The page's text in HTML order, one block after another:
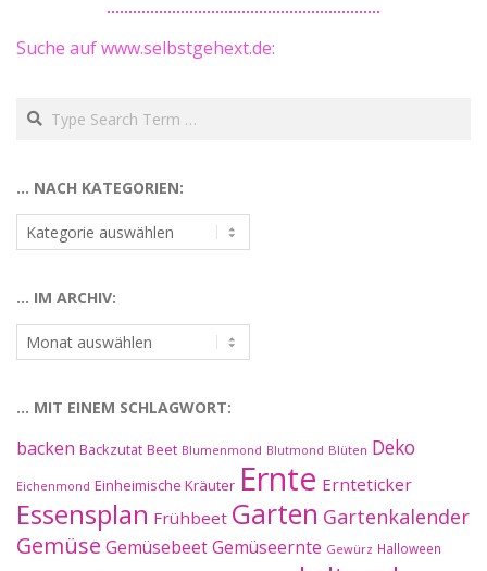
Suche auf www.selbstgehext.de:
Search
… NACH KATEGORIEN:
…
nach
… IM ARCHIV:
…
im
… MIT EINEM SCHLAGWORT:
backen Backzutat Beet Blumenmond Blutmond Blüten Deko
Eichenmond Einheimische Kräuter Ernte Ernteticker
Essensplan Frühbeet Garten Gartenkalender
Gemüse GemüsebeetGemüseernte Gewürz Halloween